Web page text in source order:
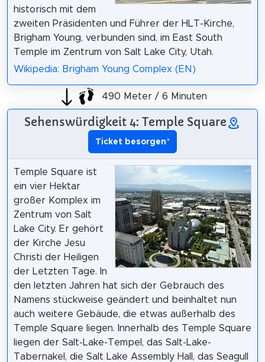
historisch mit dem
zweiten Präsidenten und Führer der HLT-Kirche,
Brigham Young, verbunden sind, im East South
Temple im Zentrum von Salt Lake City, Utah.
Wikipedia: Brigham Young Complex (EN)
490 Meter / 6 Minuten
Sehenswürdigkeit 4: Temple Square
Ticket besorgen*
Temple Square ist
ein vier Hektar
großer Komplex im
Zentrum von Salt
Lake City. Er gehört
der Kirche Jesu
Christi der Heiligen
der Letzten Tage. In
den letzten Jahren hat sich der Gebrauch des
Namens stückweise geändert und beinhaltet nun
auch weitere Gebäude, die etwas außerhalb des
Temple Square liegen. Innerhalb des Temple Square
liegen der Salt-Lake-Tempel, das Salt-Lake-
Tabernakel, die Salt Lake Assembly Hall, das Seagull